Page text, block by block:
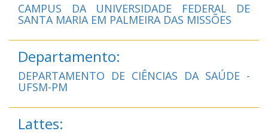
CAMPUS DA UNIVERSIDADE FEDERAL DE
SANTA MARIA EM PALMEIRA DAS MISSÕES
Departamento:
DEPARTAMENTO DE CIÊNCIAS DA SAÚDE -
UFSM-PM
Lattes: